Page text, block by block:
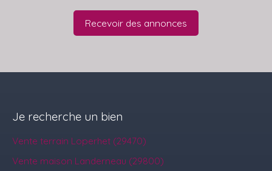
Recevoir des annonces
Je recherche un bien
Vente terrain Loperhet (29470)
Vente maison Landerneau (29800)